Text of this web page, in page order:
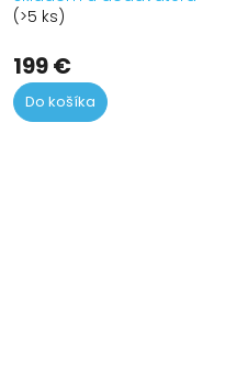
hodnotenie
(>5 ks)
199 €
Do košíka